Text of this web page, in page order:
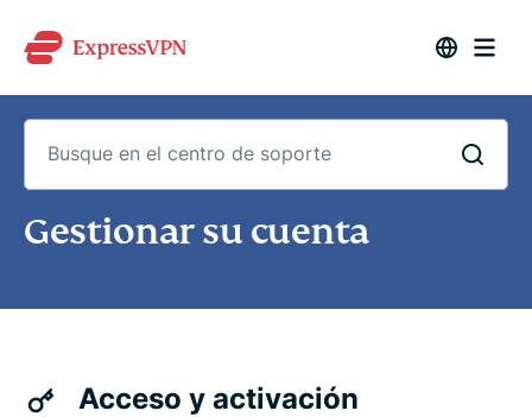
Gestionar su cuenta
Busque
en
soporte
Acceso y activación